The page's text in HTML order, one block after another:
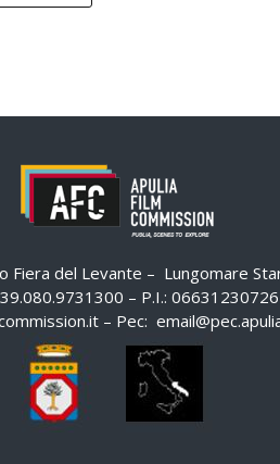
Fiera del Levante – Lungomare
– P.I.: 06631230726
– Pec: